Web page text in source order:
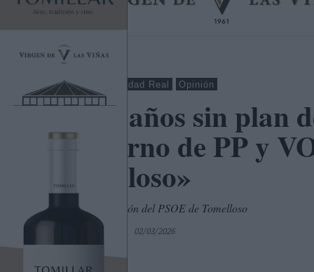
Tomelloso Ciudad Real Opinión
«Tres años sin plan
Gobierno de PP y
Tomelloso»
Artículo de opinión del PSOE de Tomelloso
02/03/2026